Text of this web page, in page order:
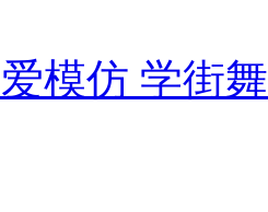
模仿 学街